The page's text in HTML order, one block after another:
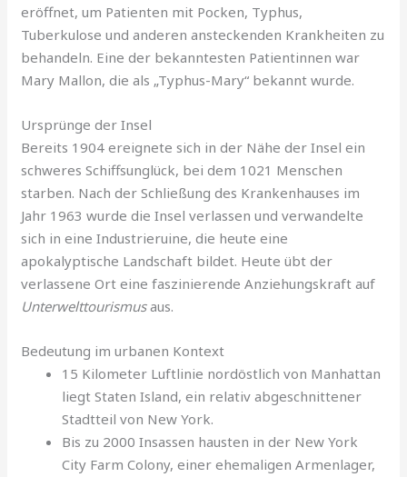
eröffnet, um Patienten mit Pocken, Typhus,
Tuberkulose und anderen ansteckenden Krankheiten zu
behandeln. Eine der bekanntesten Patientinnen war
Mary Mallon, die als „Typhus-Mary“ bekannt wurde.
Ursprünge der Insel
Bereits 1904 ereignete sich in der Nähe der Insel ein
schweres Schiffsunglück, bei dem 1021 Menschen
starben. Nach der Schließung des Krankenhauses im
Jahr 1963 wurde die Insel verlassen und verwandelte
sich in eine Industrieruine, die heute eine
apokalyptische Landschaft bildet. Heute übt der
verlassene Ort eine faszinierende Anziehungskraft auf
Unterwelttourismusaus.
Bedeutung im urbanen Kontext
15 Kilometer Luftlinie nordöstlich von Manhattan
liegt Staten Island, ein relativ abgeschnittener
Stadtteil von New York.
Bis zu 2000 Insassen hausten in der New York
City Farm Colony, einer ehemaligen Armenlager,